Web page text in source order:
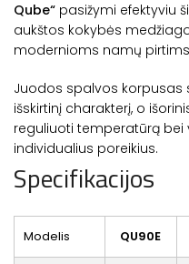
Qube“pasižymi efektyviu
aukštos kokybės
modernioms namų
Juodos spalvos korpusas
išskirtinį charakterį, o
reguliuoti temperatūrą
individualius poreikius.
Specifikacijos
Modelis QU90E